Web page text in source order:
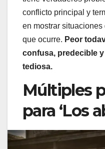
conflicto principal y
en mostrar
que ocurre. Peor
confusa, predecible
tediosa.
Múltiples
para ‘Los